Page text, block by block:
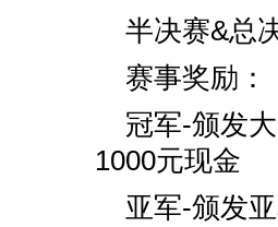
半决赛&总
赛事奖励：
冠军-颁发
1000元现金
亚军-颁发